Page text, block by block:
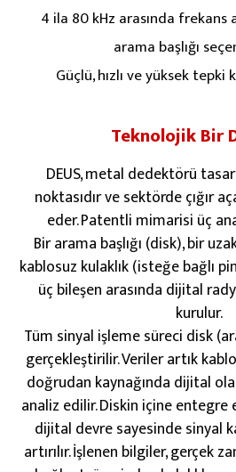
4 ila 80 kHz arasında frekans
arama başlığı
Güçlü, hızlı ve yüksek
Teknolojik Bir
DEUS, metal dedektörü
noktasıdır ve sektörde çığır
eder. Patentli mimarisi üç
Bir arama başlığı (disk), bir
kablosuz kulaklık (isteğe bağlı
üç bileşen arasında dijital
kurulur.
Tüm sinyal işleme süreci disk
gerçekleştirilir. Veriler artık
doğrudan kaynağında dijital
analiz edilir. Diskin içine
dijital devre sayesinde sinyal
artırılır. İşlenen bilgiler, gerçek